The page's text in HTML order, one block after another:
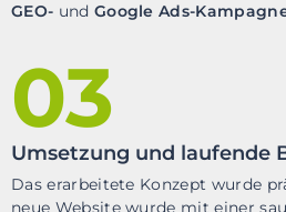
GEO- und Google Ads-
03
Umsetzung und laufende
Das erarbeitete Konzept wurde
neue Website wurde mit einer